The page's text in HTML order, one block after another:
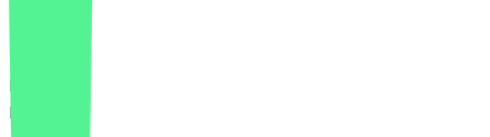
Deutsch
English